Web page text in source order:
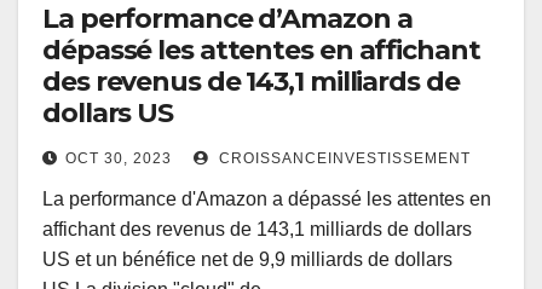
La performance d’Amazon a
dépassé les attentes en affichant
des revenus de 143,1 milliards de
dollars US
OCT 30, 2023 CROISSANCEINVESTISSEMENT
La performance d'Amazon a dépassé les attentes en
affichant des revenus de 143,1 milliards de dollars
US et un bénéfice net de 9,9 milliards de dollars